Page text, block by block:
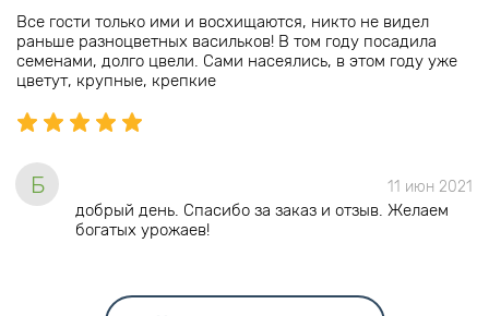
Все гости только ими и восхищаются, никто не видел
раньше разноцветных васильков! В том году посадила
семенами, долго цвели. Сами насеялись, в этом году уже
цветут, крупные, крепкие
Б 11 июн 2021
добрый день. Спасибо за заказ и отзыв. Желаем
богатых урожаев!